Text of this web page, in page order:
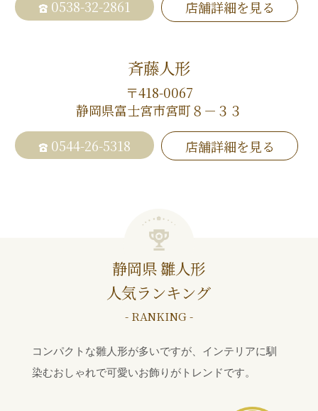
0538-32-2861
店舗詳細を見る
斉藤人形
〒418-0067
静岡県富士宮市宮町８－３３
0544-26-5318
店舗詳細を見る
静岡県 雛人形
人気ランキング
- RANKING -
コンパクトな雛人形が多いですが、インテリアに馴
染むおしゃれで可愛いお飾りがトレンドです。